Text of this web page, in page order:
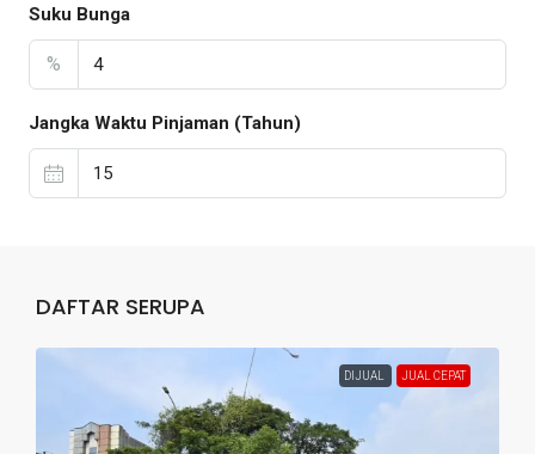
Suku Bunga
%
Jangka Waktu Pinjaman (Tahun)
DAFTAR SERUPA
DIJUAL JUAL CEPAT